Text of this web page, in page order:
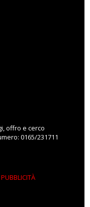
offro e cerco
0165/231711